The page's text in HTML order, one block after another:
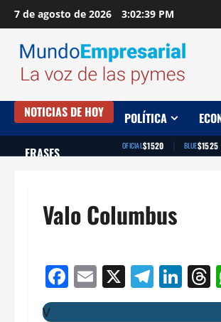
Saltar
al
contenido
7 de agosto de 2026 3:02:40 PM
NOTICIAS DE HOY POLÍTICA
FRASES OFICIAL$1520 | BLUE$1525
Valo Columbus
Facebook
Email
X
V